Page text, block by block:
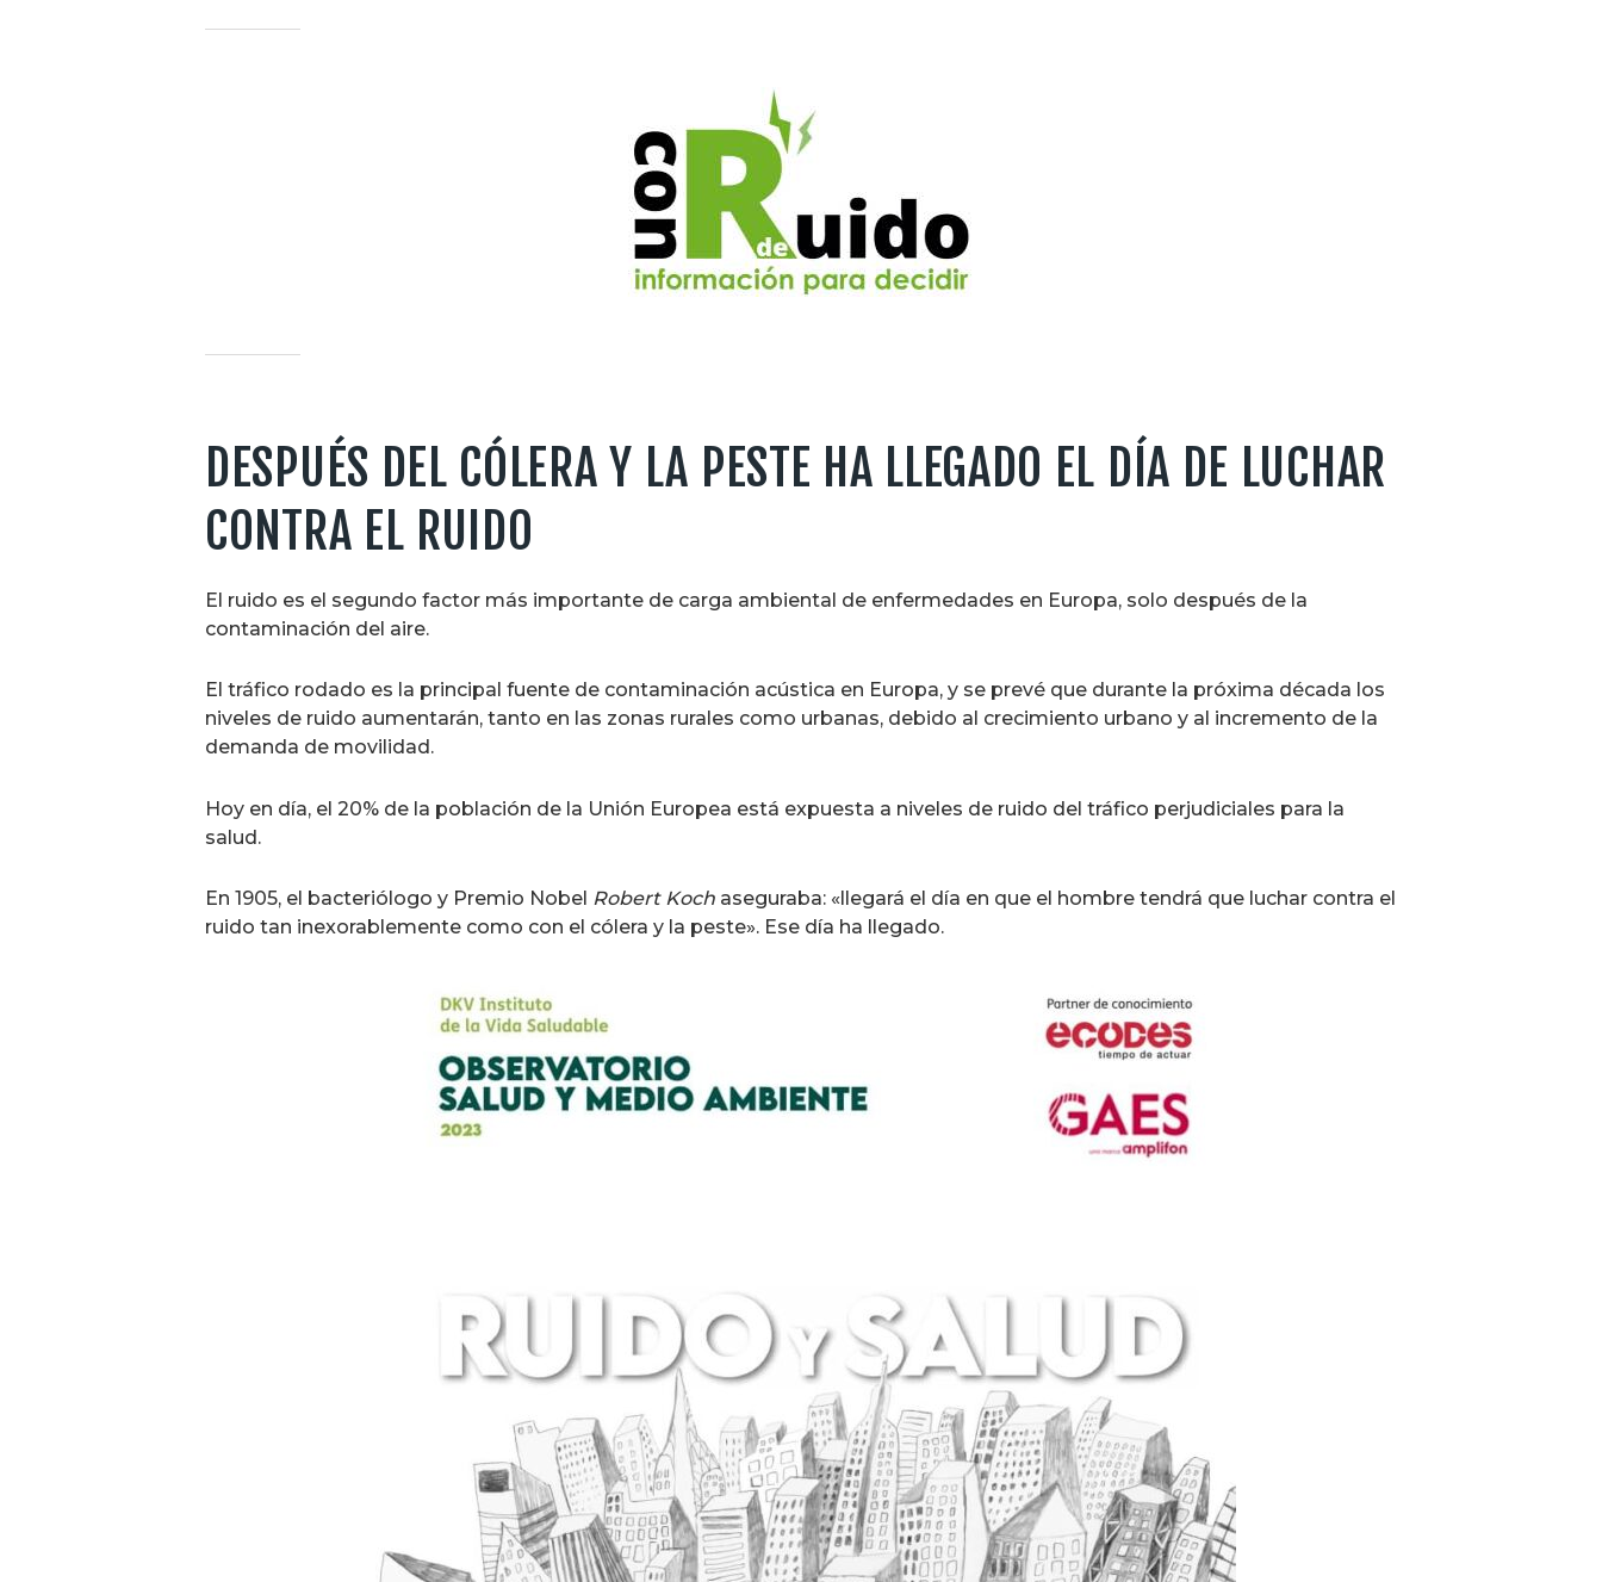
DESPUÉS DEL CÓLERA Y LA PESTE HA LLEGADO EL DÍA DE LUCHAR
CONTRA EL RUIDO
El ruido es el segundo factor más importante de carga ambiental de enfermedades en Europa, solo después de la
contaminación del aire.
El tráfico rodado es la principal fuente de contaminación acústica en Europa, y se prevé que durante la próxima década los
niveles de ruido aumentarán, tanto en las zonas rurales como urbanas, debido al crecimiento urbano y al incremento de la
demanda de movilidad.
Hoy en día, el 20% de la población de la Unión Europea está expuesta a niveles de ruido del tráfico perjudiciales para la
salud.
En 1905, el bacteriólogo y Premio Nobel Robert Koch aseguraba: «llegará el día en que el hombre tendrá que luchar contra el
ruido tan inexorablemente como con el cólera y la peste». Ese día ha llegado.